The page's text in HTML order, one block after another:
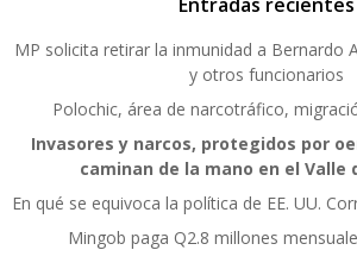
MP solicita retirar la inmunidad a Bernardo
y otros funcionarios
Polochic, área de narcotráfico,
Invasores y narcos, protegidos por
caminan de la mano en el Valle
En qué se equivoca la política de EE. UU.
Mingob paga Q2.8 millones